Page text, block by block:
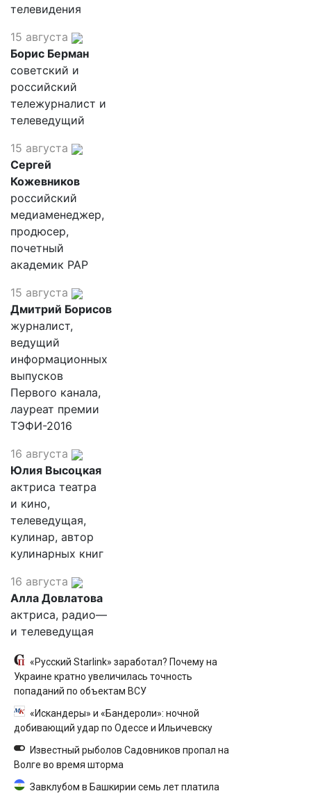
телевидения
15 августа
Борис Берман
советский и
российский
тележурналист и
телеведущий
15 августа
Сергей
Кожевников
российский
медиаменеджер,
продюсер,
почетный
академик РАР
15 августа
Дмитрий Борисов
журналист,
ведущий
информационных
выпусков
Первого канала,
лауреат премии
ТЭФИ-2016
16 августа
Юлия Высоцкая
актриса театра
и кино,
телеведущая,
кулинар, автор
кулинарных книг
16 августа
Алла Довлатова
актриса, радио—
и телеведущая
«Русский Starlink» заработал? Почему на
Украине кратно увеличилась точность
попаданий по объектам ВСУ
«Искандеры» и «Бандероли»: ночной
добивающий удар по Одессе и Ильичевску
Известный рыболов Садовников пропал на
Волге во время шторма
Завклубом в Башкирии семь лет платила